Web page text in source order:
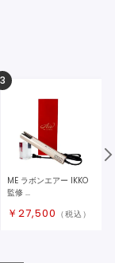
3
ME ラボンエアー IKKO
監修 ...
￥ 27,500 （税込）